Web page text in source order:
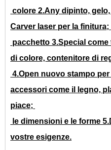
colore 2.Any dipinto,
Carver laser per la finitura;
pacchetto 3.Special
di colore, contenitore di
4.Open nuovo stampo
accessori come il legno,
piace;
le dimensioni e le forme
vostre esigenze.